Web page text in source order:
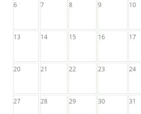
6 7 8 9 10
13 14 15 16 17
20 21 22 23 24
27 28 29 30 31